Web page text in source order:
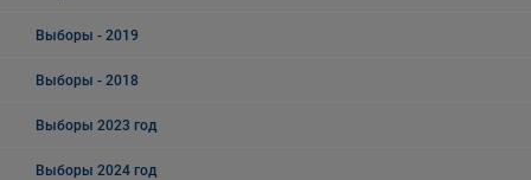
Выборы - 2019
Выборы - 2018
Выборы 2023 год
Выборы 2024 год